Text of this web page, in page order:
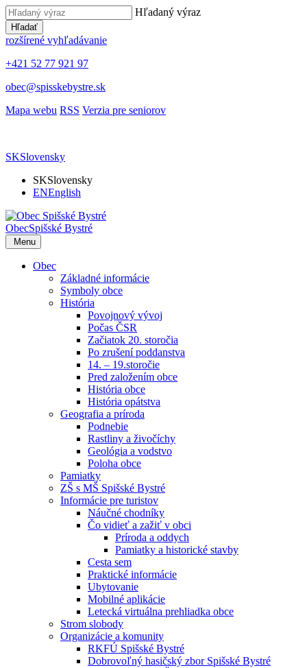
Hľadaný výraz
Hľadať
rozšírené vyhľadávanie
+421 52 77 921 97
obec@spisskebystre.sk
Mapa webu RSS Verzia pre seniorov
SKSlovensky
SKSlovensky
ENEnglish
ObecSpišské Bystré
Menu
Obec
Základné informácie
Symboly obce
História
Povojnový vývoj
Počas ČSR
Začiatok 20. storočia
Po zrušení poddanstva
14. – 19.storočie
Pred založením obce
História obce
História opátstva
Geografia a príroda
Podnebie
Rastliny a živočíchy
Geológia a vodstvo
Poloha obce
Pamiatky
ZŠ s MŠ Spišské Bystré
Informácie pre turistov
Náučné chodníky
Čo vidieť a zažiť v obci
Príroda a oddych
Pamiatky a historické stavby
Cesta sem
Praktické informácie
Ubytovanie
Mobilné aplikácie
Letecká virtuálna prehliadka obce
Strom slobody
Organizácie a komunity
RKFÚ Spišské Bystré
Dobrovoľný hasičský zbor Spišské Bystré